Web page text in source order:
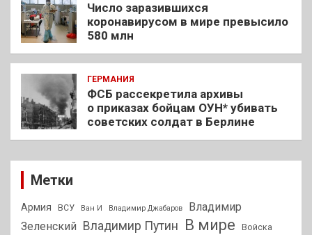
Число заразившихся
коронавирусом в мире превысило
580 млн
ГЕРМАНИЯ
ФСБ рассекретила архивы
о приказах бойцам ОУН* убивать
советских солдат в Берлине
Метки
Армия ВСУ Ван И Владимир Джабаров
Владимир
Зеленский
Владимир Путин В мире Войска